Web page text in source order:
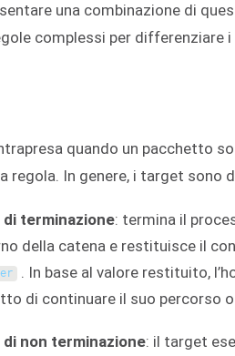
una combinazione di
complessi per differenziare
quando un pacchetto
regola. In genere, i target sono
terminazione: termina il
della catena e restituisce il
. In base al valore restituito,
di continuare il suo percorso
non terminazione: il target